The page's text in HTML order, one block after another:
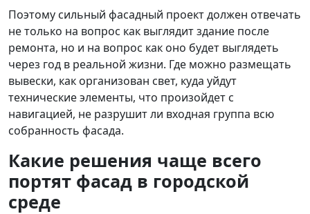
Поэтому сильный фасадный проект должен отвечать
не только на вопрос как выглядит здание после
ремонта, но и на вопрос как оно будет выглядеть
через год в реальной жизни. Где можно размещать
вывески, как организован свет, куда уйдут
технические элементы, что произойдет с
навигацией, не разрушит ли входная группа всю
собранность фасада.
Какие решения чаще всего
портят фасад в городской
среде